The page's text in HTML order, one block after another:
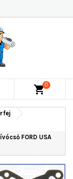
shopping_cart0
FORD USA